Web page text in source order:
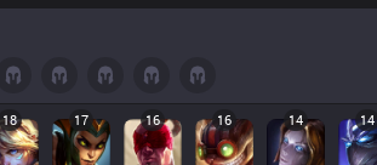
18 17 16 16 14 14